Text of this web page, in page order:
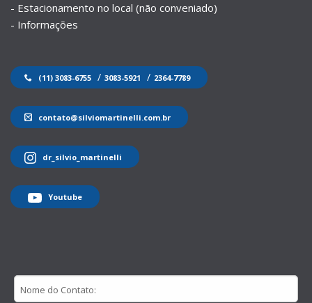
- Estacionamento no local (não conveniado)
- Informações
(11) 3083-6755 / 3083-5921 / 2364-7789
contato@silviomartinelli.com.br
dr_silvio_martinelli
Youtube